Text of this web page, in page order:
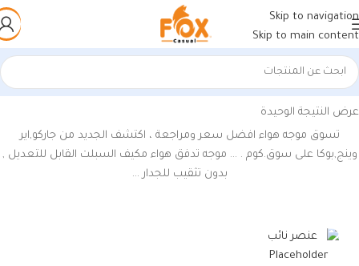
Skip to navigation
Skip to main content
الرئيسية/منتجات تحت الوسم “سعر موجه هواء المكيف”
عرض النتيجة الوحيدة
تسوق موجه هواء افضل سعر ومراجعة ، اكتشف الجديد من جاركو,اير
وينج,بوكا على سوق.كوم . … موجه تدفق هواء مكيف السبلت القابل للتعديل ,
بدون تثقيب للجدار …